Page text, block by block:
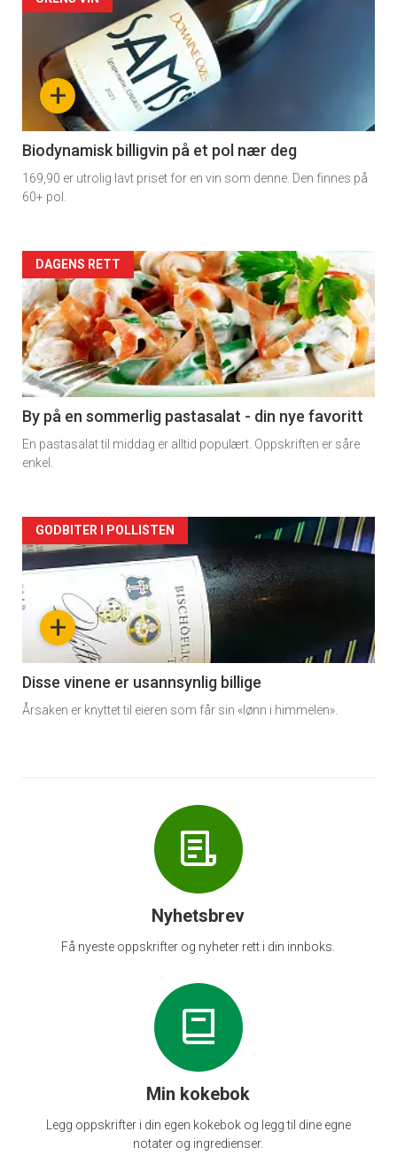
akkurat
nå
4
+
Biodynamisk billigvin på et pol nær deg
169,90 er utrolig lavt priset for en vin som denne. Den finnes på
60+ pol.
Forsiden
akkurat
nå
-
5
DAGENS RETT
By på en sommerlig pastasalat - din nye favoritt
En pastasalat til middag er alltid populært. Oppskriften er såre
enkel.
Forsiden
akkurat
nå
6
+
GODBITER I POLLISTEN
Disse vinene er usannsynlig billige
Årsaken er knyttet til eieren som får sin «lønn i himmelen».
Nyhetsbrev
Få nyeste oppskrifter og nyheter rett i din innboks.
Min kokebok
Legg oppskrifter i din egen kokebok og legg til dine egne
notater og ingredienser.